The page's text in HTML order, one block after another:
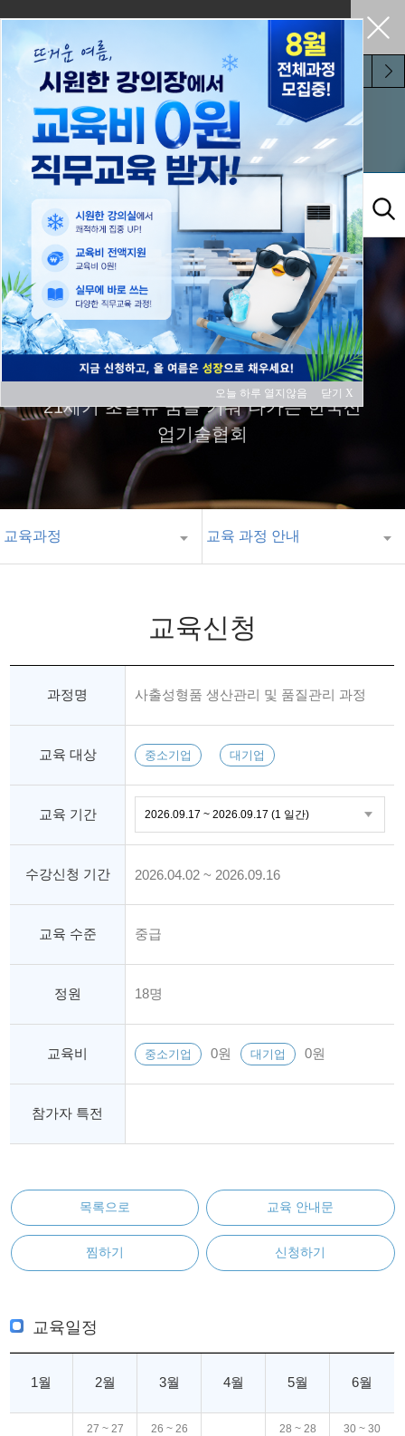
펼쳐두기
교육과정
21세기 초일류 꿈을 키워 나가는 한국산
업기술협회
교육과정 교육 과정 안내
교육신청
과정명 사출성형품 생산관리 및 품질관리 과정
교육 대상 중소기업 대기업
교육 기간
수강신청 기간 2026.04.02 ~ 2026.09.16
교육 수준 중급
정원 18명
교육비 중소기업 0원 대기업 0원
참가자 특전
목록으로 교육 안내문
찜하기 신청하기
교육일정
1월 2월 3월 4월 5월 6월
27 ~ 27 26 ~ 26 28 ~ 28 30 ~ 30
오늘 하루 열지않음 닫기 X